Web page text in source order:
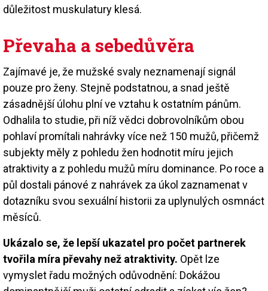
důležitost muskulatury klesá.
Převaha a sebedůvěra
Zajímavé je, že mužské svaly neznamenají signál
pouze pro ženy. Stejně podstatnou, a snad ještě
zásadnější úlohu plní ve vztahu k ostatním pánům.
Odhalila to studie, při níž vědci dobrovolníkům obou
pohlaví promítali nahrávky více než 150 mužů, přičemž
subjekty měly z pohledu žen hodnotit míru jejich
atraktivity a z pohledu mužů míru dominance. Po roce a
půl dostali pánové z nahrávek za úkol zaznamenat v
dotazníku svou sexuální historii za uplynulých osmnáct
měsíců.
Ukázalo se, že lepší ukazatel pro počet partnerek
tvořila míra převahy než atraktivity. Opět lze
vymyslet řadu možných odůvodnění: Dokážou